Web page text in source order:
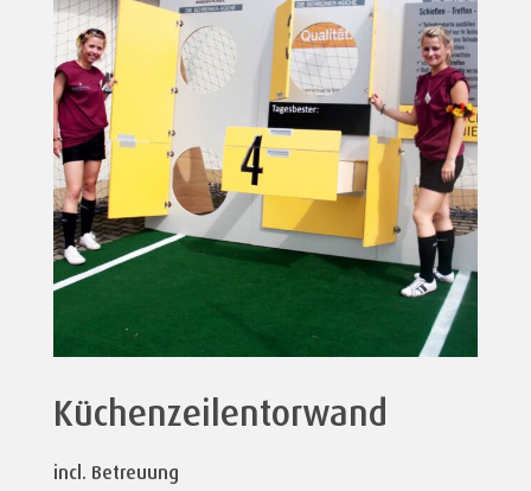
Küchenzeilentorwand
incl. Betreuung